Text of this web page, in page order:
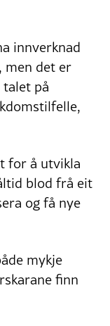
innverknad
men det er
talet på
for å utvikla
blod frå eit
og få nye
mykje
finn